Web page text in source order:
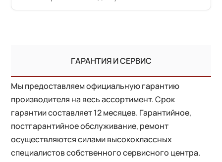
ГАРАНТИЯ И СЕРВИС
Мы предоставляем официальную гарантию
производителя на весь ассортимент. Срок
гарантии составляет 12 месяцев. Гарантийное,
постгарантийное обслуживание, ремонт
осуществляются силами высококлассных
специалистов собственного сервисного центра.